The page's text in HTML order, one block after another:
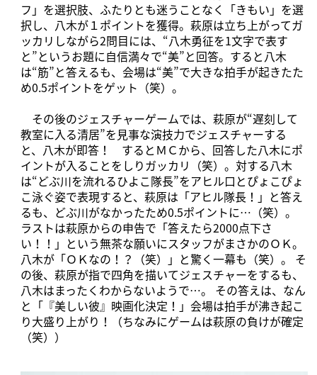
フ」を選択肢、ふたりとも迷うことなく「きもい」を選
択し、八木が１ポイントを獲得。萩原は立ち上がってガ
ッカリしながら2問目には、“八木勇征を1文字で表す
と”というお題に自信満々で“美”と回答。すると八木
は“筋”と答えるも、会場は“美”で大きな拍手が起きたた
め0.5ポイントをゲット（笑）。
その後のジェスチャーゲームでは、萩原が“遅刻して
教室に入る清居”を見事な演技力でジェスチャーする
と、八木が即答！ するとＭＣから、回答した八木にポ
イントが入ることをしりガッカリ（笑）。対する八木
は“どぶ川を流れるひよこ隊長”をアヒル口とぴょこぴょ
こ泳ぐ姿で表現すると、萩原は「アヒル隊長！」と答え
るも、どぶ川がなかったため0.5ポイントに…（笑）。
ラストは萩原からの申告で「答えたら2000点下さ
い！！」という無茶な願いにスタッフがまさかのＯＫ。
八木が「ＯＫなの！？（笑）」と驚く一幕も（笑）。 そ
の後、萩原が指で四角を描いてジェスチャーをするも、
八木はまったくわからないようで…。 その答えは、なん
と「『美しい彼』映画化決定！」会場は拍手が沸き起こ
り大盛り上がり！（ちなみにゲームは萩原の負けが確定
（笑））